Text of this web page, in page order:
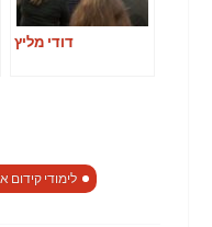
דודי מליץ
לימודי קידום